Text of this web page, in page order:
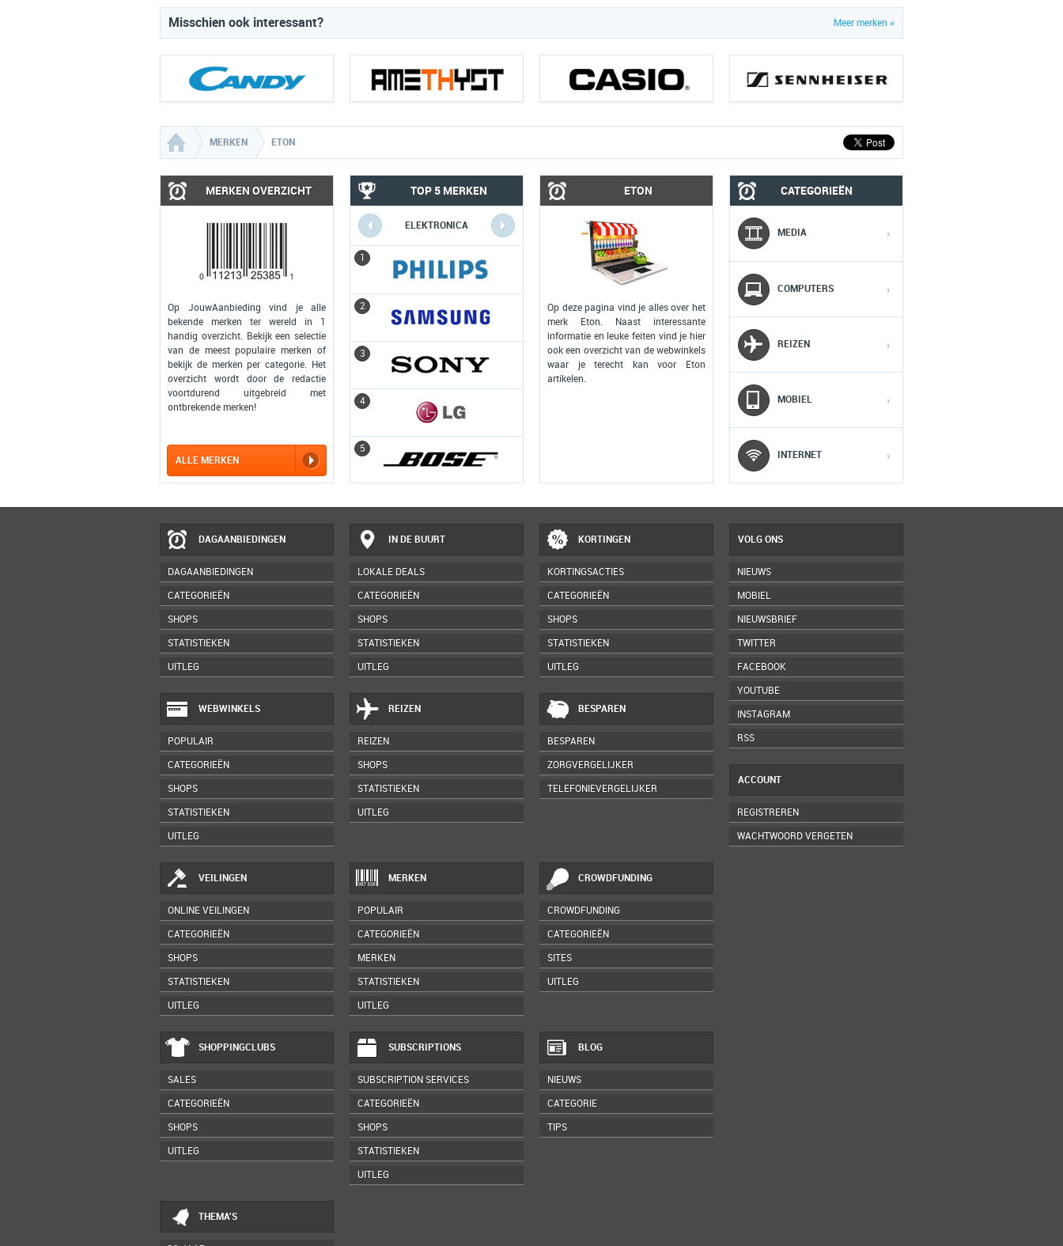
Meer merken »
Misschien ook interessant?
MERKEN ETON
MERKEN OVERZICHT
Op JouwAanbieding vind je alle
bekende merken ter wereld in 1
handig overzicht. Bekijk een selectie
van de meest populaire merken of
bekijk de merken per categorie. Het
overzicht wordt door de redactie
voortdurend uitgebreid met
ontbrekende merken!
ALLE MERKEN
TOP 5 MERKEN
ELEKTRONICA
1
2
3
4
5
COMPUTERS MOBIEL
2
3
ETON
Op deze pagina vind je alles over het
merk Eton. Naast interessante
informatie en leuke feiten vind je hier
ook een overzicht van de webwinkels
waar je terecht kan voor Eton
artikelen.
CATEGORIEËN
MEDIA ›
COMPUTERS ›
REIZEN ›
MOBIEL ›
INTERNET ›
DAGAANBIEDINGEN
DAGAANBIEDINGEN
CATEGORIEËN
SHOPS
STATISTIEKEN
UITLEG
IN DE BUURT
LOKALE DEALS
CATEGORIEËN
SHOPS
STATISTIEKEN
UITLEG
KORTINGEN
KORTINGSACTIES
CATEGORIEËN
SHOPS
STATISTIEKEN
UITLEG
WEBWINKELS
POPULAIR
CATEGORIEËN
SHOPS
STATISTIEKEN
UITLEG
REIZEN
REIZEN
SHOPS
STATISTIEKEN
UITLEG
BESPAREN
BESPAREN
ZORGVERGELIJKER
TELEFONIEVERGELIJKER
VEILINGEN
ONLINE VEILINGEN
CATEGORIEËN
SHOPS
STATISTIEKEN
UITLEG
MERKEN
POPULAIR
CATEGORIEËN
MERKEN
STATISTIEKEN
UITLEG
CROWDFUNDING
CROWDFUNDING
CATEGORIEËN
SITES
UITLEG
SHOPPINGCLUBS
SALES
CATEGORIEËN
SHOPS
UITLEG
SUBSCRIPTIONS
SUBSCRIPTION SERVICES
CATEGORIEËN
SHOPS
STATISTIEKEN
UITLEG
BLOG
NIEUWS
CATEGORIE
TIPS
THEMA'S
VOLG ONS
NIEUWS
MOBIEL
NIEUWSBRIEF
TWITTER
FACEBOOK
YOUTUBE
INSTAGRAM
RSS
ACCOUNT
REGISTREREN
WACHTWOORD VERGETEN